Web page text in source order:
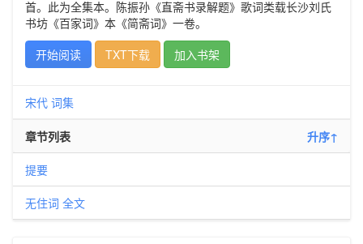
首。此为全集本。陈振孙《直斋书录解题》歌词类载长沙刘氏
书坊《百家词》本《简斋词》一卷。
开始阅读
TXT下载 加入书架
宋代 词集
章节列表 升序↑
提要
无住词 全文